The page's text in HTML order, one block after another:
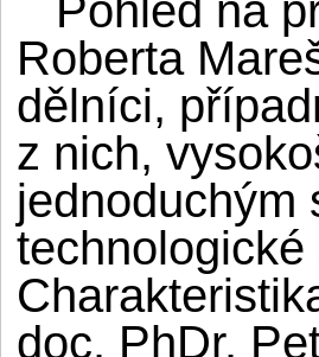
Roberta
dělníci,
z nich,
jednoduchým
doc. PhDr.